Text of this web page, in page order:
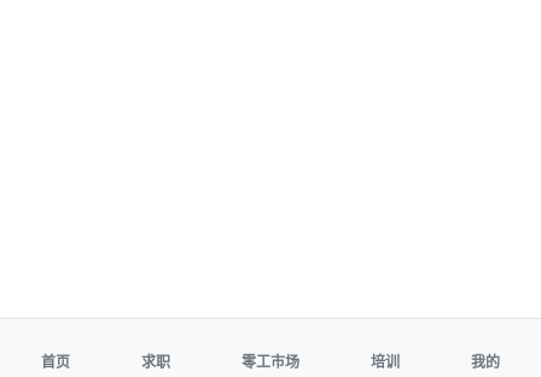
首页 求职 零工市场 培训 我的